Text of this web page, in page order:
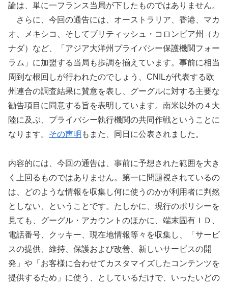
論は、単に一フランス当局が下したものではありません。
さらに、今回の通告には、オーストラリア、香港、マカ
オ、メキシコ、そしてブリティッシュ・コロンビア州（カ
ナダ）など、「アジア大洋州プライバシー保護機関フォー
ラム」に加盟する当局も歩調を揃えています。事前に相当
周到な根回しが行われたのでしょう、CNILが代表する欧
州連合の調査結果に賛意を表し、グーグルに対する主要な
勧告項目に同意する旨を表明しています。南米以外の４大
陸に及ぶ、プライバシー執行機関の共同作戦ということに
なります。 その声明 もまた、同日に公表されました。
内容的には、今回の通告は、事前に予想された範囲を大き
く上回るものではありません。第一に問題視されているの
は、どのような情報を収集し何に使うのかが利用者に判然
としない、ということです。たしかに、現行のポリシーを
見ても、グーグル・アカウントのほかに、端末固有ＩＤ、
電話番号、クッキー、現在地情報等々を収集し、「サービ
スの提供、維持、保護および改善、新しいサービスの開
発」や「お客様に合わせてカスタマイズしたコンテンツを
提供するため」に使う、としているだけで、いったいどの